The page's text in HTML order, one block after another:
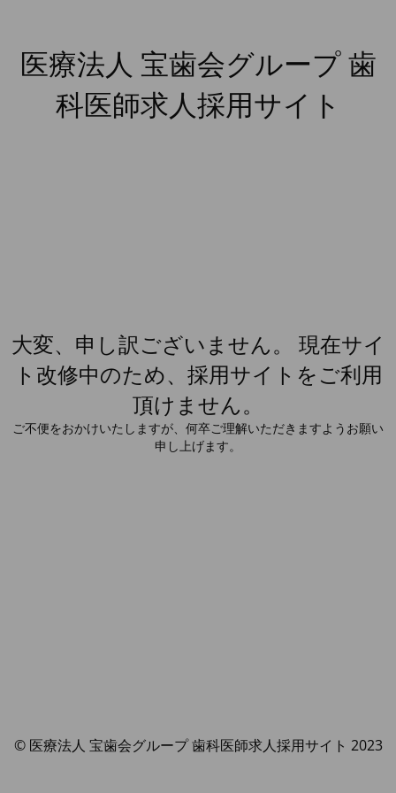
医療法人 宝歯会グループ 歯
科医師求人採用サイト
大変、申し訳ございません。 現在サイ
ト改修中のため、採用サイトをご利用
頂けません。
ご不便をおかけいたしますが、何卒ご理解いただきますようお願い
申し上げます。
© 医療法人 宝歯会グループ 歯科医師求人採用サイト 2023